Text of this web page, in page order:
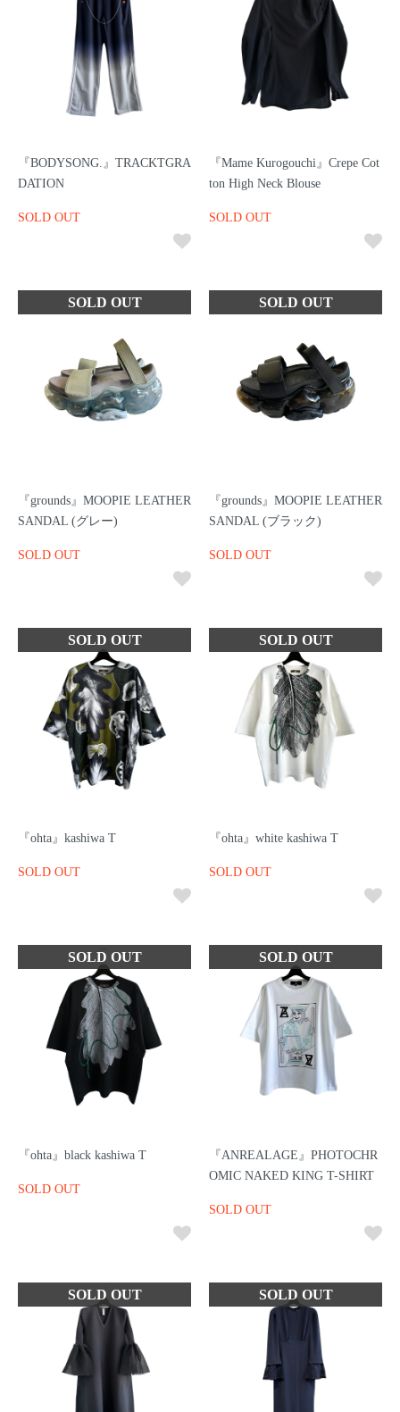
『BODYSONG.』TRACKTGRA
DATION
SOLD OUT
『Mame Kurogouchi』Crepe Cot
ton High Neck Blouse
SOLD OUT
『grounds』MOOPIE LEATHER
SANDAL (グレー)
SOLD OUT
『grounds』MOOPIE LEATHER
SANDAL (ブラック)
SOLD OUT
『ohta』kashiwa T
SOLD OUT
『ohta』white kashiwa T
SOLD OUT
『ohta』black kashiwa T
SOLD OUT
『ANREALAGE』PHOTOCHR
OMIC NAKED KING T-SHIRT
SOLD OUT